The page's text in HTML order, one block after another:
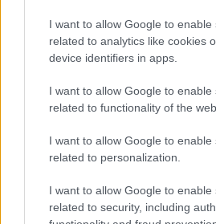
I want to allow Google to enable
related to analytics like cookies
device identifiers in apps.
I want to allow Google to enable
related to functionality of the
I want to allow Google to enable
related to personalization.
I want to allow Google to enable
related to security, including
A fiataloknak üzent Majka:
ez nagyon ciki!”